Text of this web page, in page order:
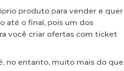
produto para vender e quer
até o final, pois um dos
você criar ofertas com ticket
no entanto, muito mais do que